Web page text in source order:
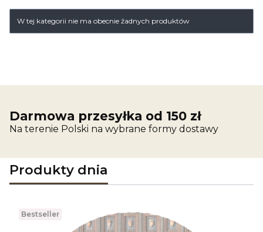
Lista produktów
W tej kategorii nie ma obecnie żadnych produktów
Darmowa przesyłka od 150 zł
Na terenie Polski na wybrane formy dostawy
Produkty dnia
Bestseller